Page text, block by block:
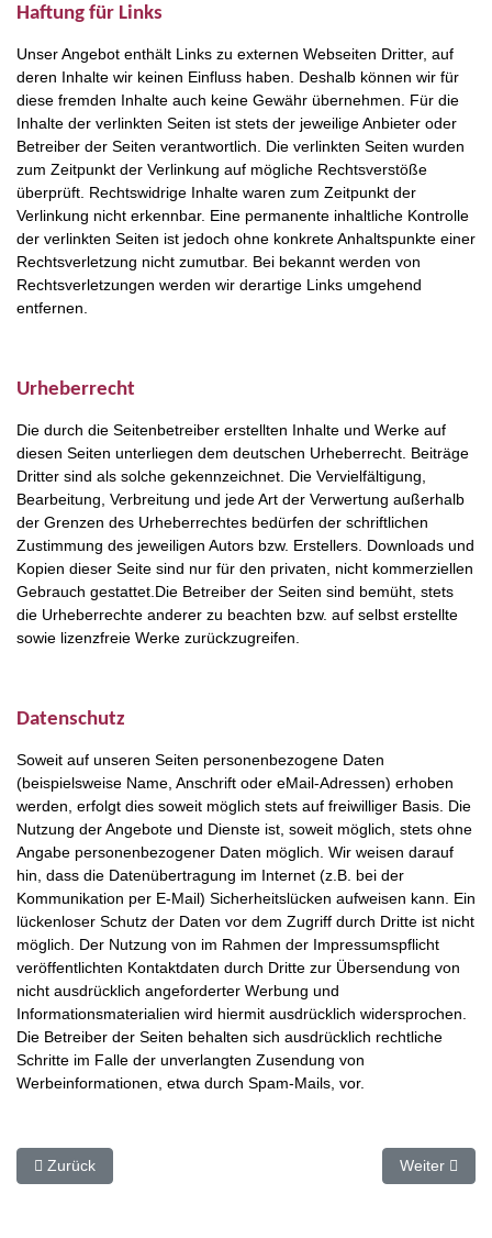
Haftung für Links
Unser Angebot enthält Links zu externen Webseiten Dritter, auf
deren Inhalte wir keinen Einfluss haben. Deshalb können wir für
diese fremden Inhalte auch keine Gewähr übernehmen. Für die
Inhalte der verlinkten Seiten ist stets der jeweilige Anbieter oder
Betreiber der Seiten verantwortlich. Die verlinkten Seiten wurden
zum Zeitpunkt der Verlinkung auf mögliche Rechtsverstöße
überprüft. Rechtswidrige Inhalte waren zum Zeitpunkt der
Verlinkung nicht erkennbar. Eine permanente inhaltliche Kontrolle
der verlinkten Seiten ist jedoch ohne konkrete Anhaltspunkte einer
Rechtsverletzung nicht zumutbar. Bei bekannt werden von
Rechtsverletzungen werden wir derartige Links umgehend
entfernen.
Urheberrecht
Die durch die Seitenbetreiber erstellten Inhalte und Werke auf
diesen Seiten unterliegen dem deutschen Urheberrecht. Beiträge
Dritter sind als solche gekennzeichnet. Die Vervielfältigung,
Bearbeitung, Verbreitung und jede Art der Verwertung außerhalb
der Grenzen des Urheberrechtes bedürfen der schriftlichen
Zustimmung des jeweiligen Autors bzw. Erstellers. Downloads und
Kopien dieser Seite sind nur für den privaten, nicht kommerziellen
Gebrauch gestattet.Die Betreiber der Seiten sind bemüht, stets
die Urheberrechte anderer zu beachten bzw. auf selbst erstellte
sowie lizenzfreie Werke zurückzugreifen.
Datenschutz
Soweit auf unseren Seiten personenbezogene Daten
(beispielsweise Name, Anschrift oder eMail-Adressen) erhoben
werden, erfolgt dies soweit möglich stets auf freiwilliger Basis. Die
Nutzung der Angebote und Dienste ist, soweit möglich, stets ohne
Angabe personenbezogener Daten möglich. Wir weisen darauf
hin, dass die Datenübertragung im Internet (z.B. bei der
Kommunikation per E-Mail) Sicherheitslücken aufweisen kann. Ein
lückenloser Schutz der Daten vor dem Zugriff durch Dritte ist nicht
möglich. Der Nutzung von im Rahmen der Impressumspflicht
veröffentlichten Kontaktdaten durch Dritte zur Übersendung von
nicht ausdrücklich angeforderter Werbung und
Informationsmaterialien wird hiermit ausdrücklich widersprochen.
Die Betreiber der Seiten behalten sich ausdrücklich rechtliche
Schritte im Falle der unverlangten Zusendung von
Werbeinformationen, etwa durch Spam-Mails, vor.
Vorheriger Beitrag: Kooperationen
Zurück Nächster
Weiter